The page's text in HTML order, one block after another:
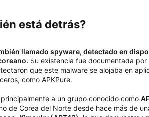
está detrás?​
llamado spyware, detectado en
Su existencia fue documentada
que este malware se alojaba en
como APKPure.
a un grupo conocido como
de Corea del Norte desde hace más de